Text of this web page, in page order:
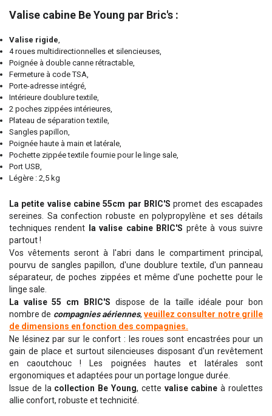
Valise cabine Be Young par Bric's :
Valise rigide
4 roues multidirectionnelles et silencieuses,
Poignée à double canne rétractable,
Fermeture à code TSA,
Porte-adresse intégré,
Intérieure doublure textile,
2 poches zippées intérieures,
Plateau de séparation textile,
Sangles papillon,
Poignée haute à main et latérale,
Pochette zippée textile fournie pour le linge sale,
Port USB,
Légère : 2,5 kg
La petite valise cabine 55cm par BRIC'S promet des escapades
sereines. Sa confection robuste en polypropylène et ses détails
techniques rendent
la valise cabine BRIC'S prête à vous suivre
partout !
Vos vêtements seront à l'abri dans le compartiment principal,
pourvu de sangles papillon, d'une doublure textile, d'un panneau
séparateur, de poches zippées et même d'une pochette pour le
linge sale.
La valise 55 cm BRIC'S dispose de la taille idéale pour bon
nombre de compagnies aériennes,veuillez consulter notre grille
de dimensions en fonction des compagnies.
Ne lésinez par sur le confort : les roues sont encastrées pour un
gain de place et surtout silencieuses disposant d'un revêtement
en caoutchouc ! Les poignées hautes et latérales sont
ergonomiques et adaptées pour un portage longue durée.
Issue de la collection Be Young, cette valise cabine à roulettes
allie confort, robuste et technicité.